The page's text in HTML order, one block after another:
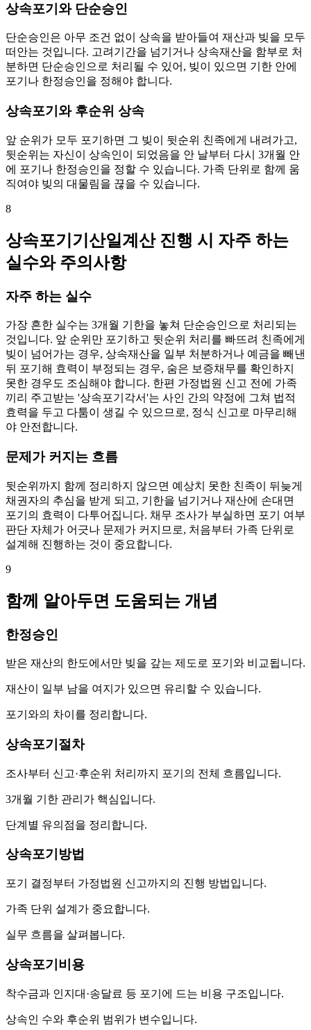
상속포기와 단순승인
단순승인은 아무 조건 없이 상속을 받아들여 재산과 빚을 모두
떠안는 것입니다. 고려기간을 넘기거나 상속재산을 함부로 처
분하면 단순승인으로 처리될 수 있어, 빚이 있으면 기한 안에
포기나 한정승인을 정해야 합니다.
상속포기와 후순위 상속
앞 순위가 모두 포기하면 그 빚이 뒷순위 친족에게 내려가고,
뒷순위는 자신이 상속인이 되었음을 안 날부터 다시 3개월 안
에 포기나 한정승인을 정할 수 있습니다. 가족 단위로 함께 움
직여야 빚의 대물림을 끊을 수 있습니다.
8
상속포기기산일계산 진행 시 자주 하는
실수와 주의사항
자주 하는 실수
가장 흔한 실수는 3개월 기한을 놓쳐 단순승인으로 처리되는
것입니다. 앞 순위만 포기하고 뒷순위 처리를 빠뜨려 친족에게
빚이 넘어가는 경우, 상속재산을 일부 처분하거나 예금을 빼낸
뒤 포기해 효력이 부정되는 경우, 숨은 보증채무를 확인하지
못한 경우도 조심해야 합니다. 한편 가정법원 신고 전에 가족
끼리 주고받는 '상속포기각서'는 사인 간의 약정에 그쳐 법적
효력을 두고 다툼이 생길 수 있으므로, 정식 신고로 마무리해
야 안전합니다.
문제가 커지는 흐름
뒷순위까지 함께 정리하지 않으면 예상치 못한 친족이 뒤늦게
채권자의 추심을 받게 되고, 기한을 넘기거나 재산에 손대면
포기의 효력이 다투어집니다. 채무 조사가 부실하면 포기 여부
판단 자체가 어긋나 문제가 커지므로, 처음부터 가족 단위로
설계해 진행하는 것이 중요합니다.
9
함께 알아두면 도움되는 개념
한정승인
받은 재산의 한도에서만 빚을 갚는 제도로 포기와 비교됩니다.
재산이 일부 남을 여지가 있으면 유리할 수 있습니다.
포기와의 차이를 정리합니다.
상속포기절차
조사부터 신고·후순위 처리까지 포기의 전체 흐름입니다.
3개월 기한 관리가 핵심입니다.
단계별 유의점을 정리합니다.
상속포기방법
포기 결정부터 가정법원 신고까지의 진행 방법입니다.
가족 단위 설계가 중요합니다.
실무 흐름을 살펴봅니다.
상속포기비용
착수금과 인지대·송달료 등 포기에 드는 비용 구조입니다.
상속인 수와 후순위 범위가 변수입니다.